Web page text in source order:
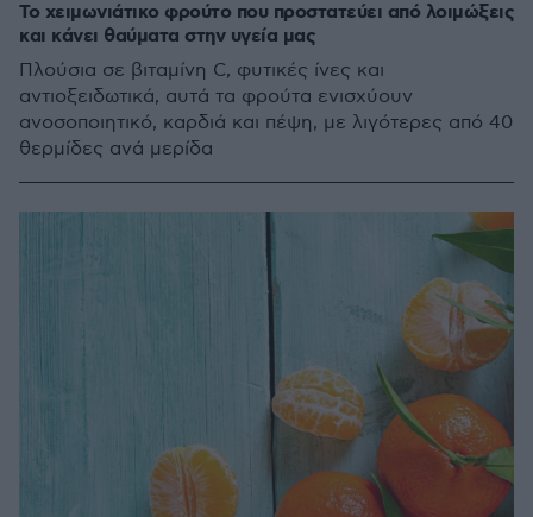
Το χειμωνιάτικο φρούτο που προστατεύει από λοιμώξεις
και κάνει θαύματα στην υγεία μας
Πλούσια σε βιταμίνη C, φυτικές ίνες και
αντιοξειδωτικά, αυτά τα φρούτα ενισχύουν
ανοσοποιητικό, καρδιά και πέψη, με λιγότερες από 40
θερμίδες ανά μερίδα